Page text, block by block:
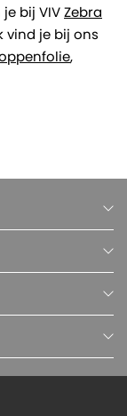
bij VIVZebra
vind je bij ons
,